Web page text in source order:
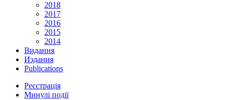
2018
2017
2016
2015
2014
Видання
Издания
Publications
Реєстрація
Минулі події